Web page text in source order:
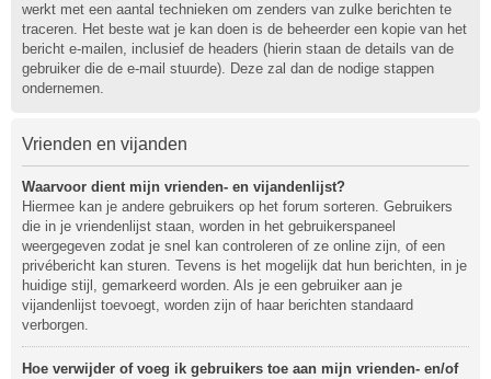
werkt met een aantal technieken om zenders van zulke berichten te
traceren. Het beste wat je kan doen is de beheerder een kopie van het
bericht e-mailen, inclusief de headers (hierin staan de details van de
gebruiker die de e-mail stuurde). Deze zal dan de nodige stappen
ondernemen.
Vrienden en vijanden
Waarvoor dient mijn vrienden- en vijandenlijst?
Hiermee kan je andere gebruikers op het forum sorteren. Gebruikers
die in je vriendenlijst staan, worden in het gebruikerspaneel
weergegeven zodat je snel kan controleren of ze online zijn, of een
privébericht kan sturen. Tevens is het mogelijk dat hun berichten, in je
huidige stijl, gemarkeerd worden. Als je een gebruiker aan je
vijandenlijst toevoegt, worden zijn of haar berichten standaard
verborgen.
Hoe verwijder of voeg ik gebruikers toe aan mijn vrienden- en/of